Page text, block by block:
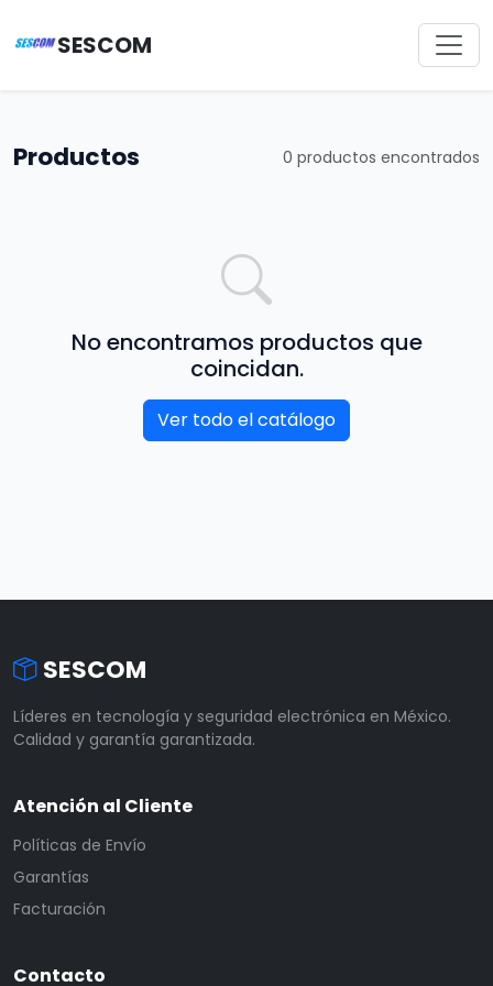
SESCOM
Productos 0 productos encontrados
No encontramos productos que
coincidan.
Ver todo el catálogo
SESCOM
Líderes en tecnología y seguridad electrónica en México.
Calidad y garantía garantizada.
Atención al Cliente
Políticas de Envío
Garantías
Facturación
Contacto